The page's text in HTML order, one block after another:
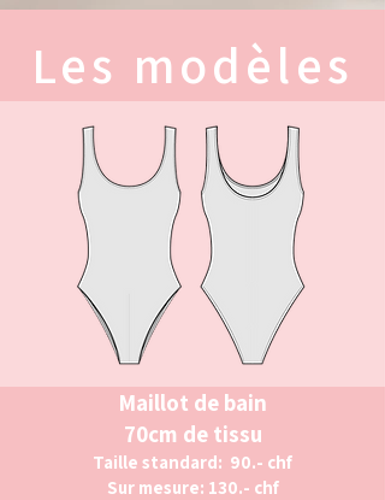
Les modèles
Taille standard: 90.- chf
Sur mesure: 130.- chf
Maillot de bain
70cm de tissu